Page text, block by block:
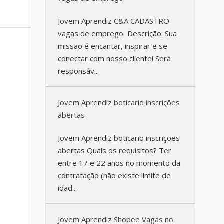
Jovem Aprendiz C&A CADASTRO
vagas de emprego Descrição: Sua
missão é encantar, inspirar e se
conectar com nosso cliente! Será
responsáv...
Jovem Aprendiz boticario inscrições
abertas
Jovem Aprendiz boticario inscrições
abertas Quais os requisitos? Ter
entre 17 e 22 anos no momento da
contratação (não existe limite de
idad...
Jovem Aprendiz Shopee Vagas no